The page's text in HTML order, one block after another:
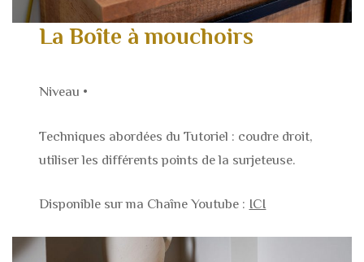
La Boîte à mouchoirs
Niveau •
Techniques abordées du Tutoriel : coudre droit,
utiliser les différents points de la surjeteuse.
Disponible sur ma Chaîne Youtube : ICI